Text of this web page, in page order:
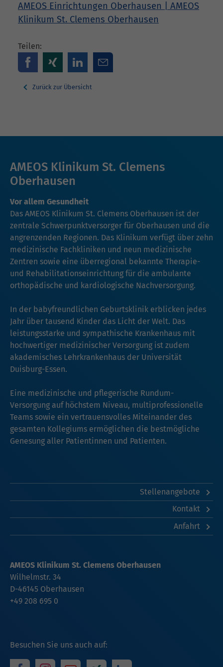
AMEOS Einrichtungen Oberhausen | AMEOS
Klinikum St. Clemens Oberhausen
Teilen:
Zurück zur Übersicht
AMEOS Klinikum St. Clemens
Oberhausen
Vor allem Gesundheit
Das AMEOS Klinikum St. Clemens Oberhausen ist der
zentrale Schwerpunktversorger für Oberhausen und die
angrenzenden Regionen. Das Klinikum verfügt über zehn
medizinische Fachkliniken und neun medizinische
Zentren sowie eine überregional bekannte Therapie-
und Rehabilitationseinrichtung für die ambulante
orthopädische und kardiologische Nachversorgung.
In der babyfreundlichen Geburtsklinik erblicken jedes
Jahr über tausend Kinder das Licht der Welt. Das
leistungsstarke und sympathische Krankenhaus mit
hochwertiger medizinischer Versorgung ist zudem
akademisches Lehrkrankenhaus der Universität
Duisburg-Essen.
Eine medizinische und pflegerische Rundum-
Versorgung auf höchstem Niveau, multiprofessionelle
Teams sowie ein vertrauensvolles Miteinander des
gesamten Kollegiums ermöglichen die bestmögliche
Genesung aller Patientinnen und Patienten.
Stellenangebote
Kontakt
Anfahrt
Besuchen Sie uns auch auf:
AMEOS Klinikum St. Clemens Oberhausen
Wilhelmstr. 34
D-46145 Oberhausen
+49 208 695 0